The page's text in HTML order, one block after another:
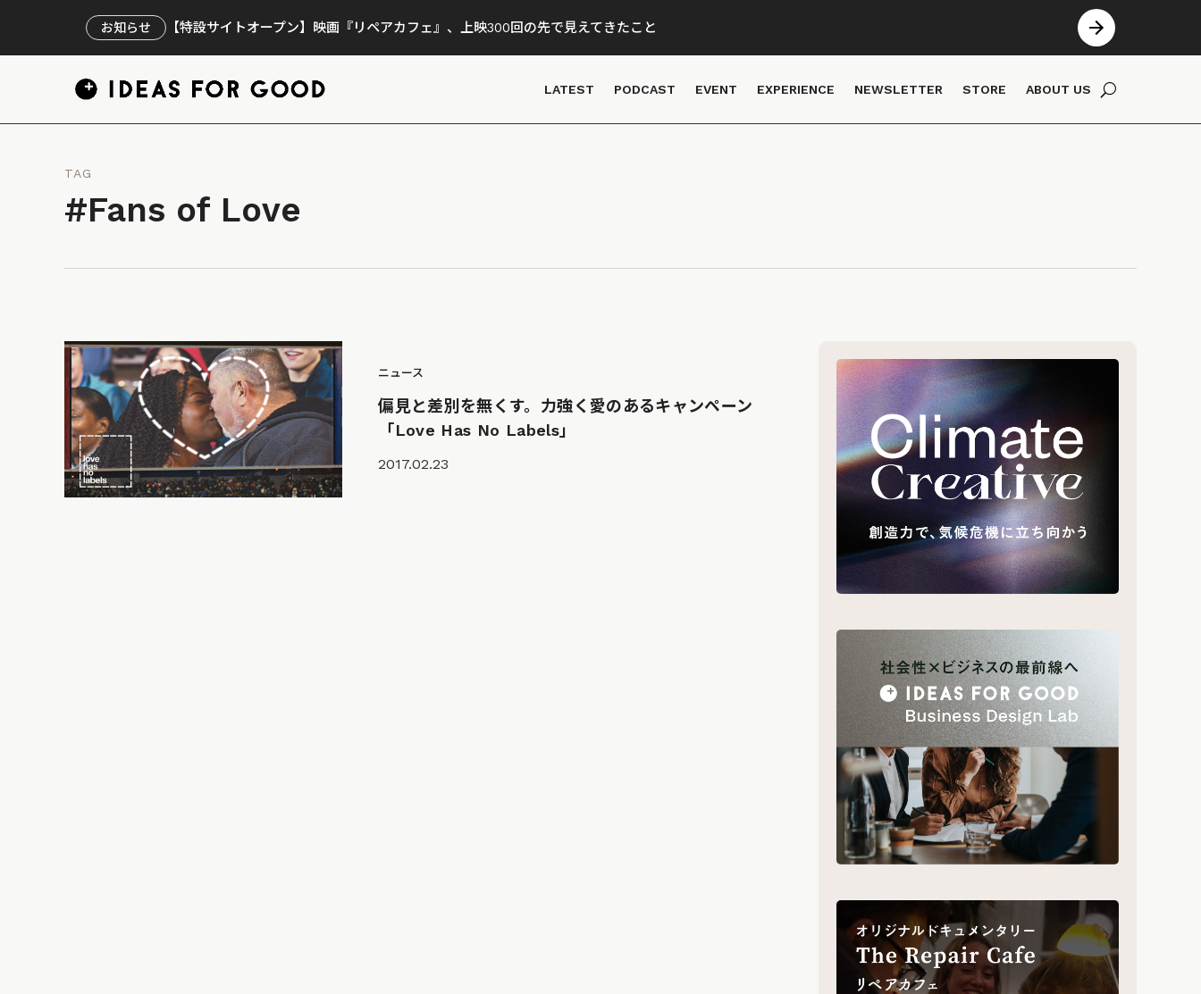
お知らせ 【特設サイトオープン】映画『リペアカフェ』、上映300回の先で見えてきたこと
LATEST PODCAST EVENT EXPERIENCE NEWSLETTER STORE ABOUT US
TAG
#Fans of Love
ニュース
偏見と差別を無くす。力強く愛のあるキャンペーン
「Love Has No Labels」
2017.02.23